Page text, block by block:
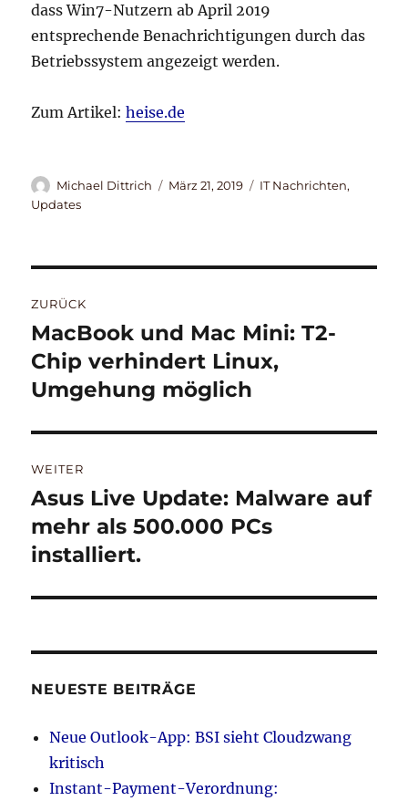
dass Win7-Nutzern ab April 2019
entsprechende Benachrichtigungen durch das
Betriebssystem angezeigt werden.
Zum Artikel:heise.de
Autor
Michael Dittrich
Veröffentlicht
März 21, 2019 Kategorien
IT Nachrichten,
Updates
ZURÜCK
Vorheriger
Beitrag:
MacBook und Mac Mini: T2-
Chip verhindert Linux,
Umgehung möglich
WEITER
Nächster
Beitrag:
Asus Live Update: Malware auf
mehr als 500.000 PCs
installiert.
NEUESTE BEITRÄGE
Neue Outlook-App: BSI sieht Cloudzwang
kritisch
Instant-Payment-Verordnung: